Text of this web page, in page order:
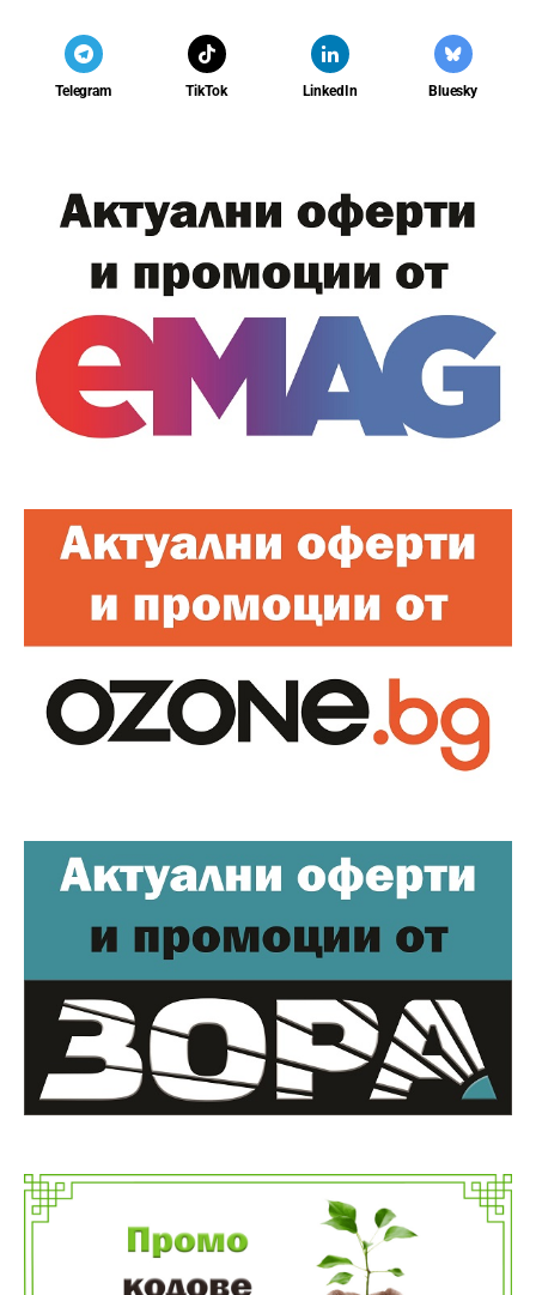
Telegram TikTok LinkedIn Bluesky